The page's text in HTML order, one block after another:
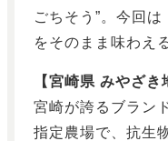
ごちそう”。今回
をそのまま味わえ
【宮崎県 みやざき
宮崎が誇るブラン
指定農場で、抗生